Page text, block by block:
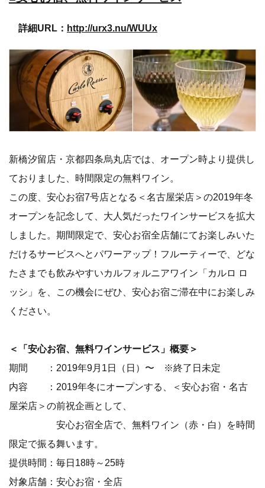
詳細URL： http://urx3.nu/WUUx
新橋汐留店・京都四条烏丸店では、オープン時より提供し
ておりました、時間限定の無料ワイン。
この度、安心お宿7号店となる＜名古屋栄店＞の2019年冬
オープンを記念して、大人気だったワインサービスを拡大
しました。期間限定で、安心お宿全店舗にてお楽しみいた
だけるサービスへとパワーアップ！フルーティーで、どな
たさまでも飲みやすいカルフォルニアワイン「カルロ ロ
ッシ」を、この機会にぜひ、安心お宿ご滞在中にお楽しみ
ください。
＜「安心お宿、無料ワインサービス」概要＞
期間 ：2019年9月1日（日）〜 ※終了日未定
内容 ：2019年冬にオープンする、＜安心お宿・名古
屋栄店＞の前祝企画として、
安心お宿全店で、無料ワイン（赤・白）を時間
限定で振る舞います。
提供時間：毎日18時～25時
対象店舗：安心お宿・全店